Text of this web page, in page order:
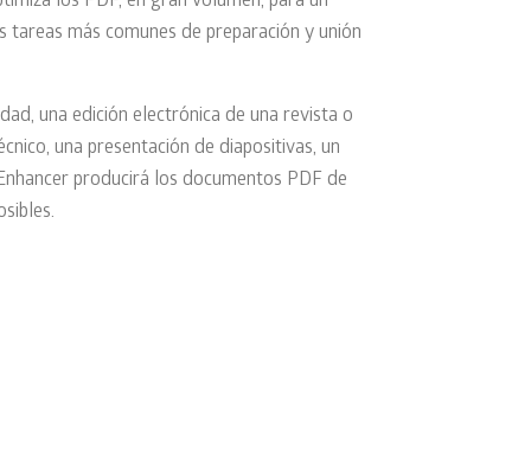
más comunes de preparación y unión
una edición electrónica de una revista o
una presentación de diapositivas, un
producirá los documentos PDF de